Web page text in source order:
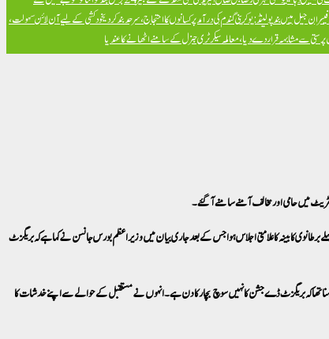
جیل میں بندپولینڈ: یوکرینی گندم کی درآمد پر کسانوں کا احتجاج، سرحد بند کر دیخود کشی کے لیے آن لائن سہولت،
سے مشابہہ قرار دے دیا، معاملہ سیکرٹری جنرل کے سامنے اٹھانے کا عندیا
برطانوی کابینہ کا علامتی اجلاس ہوا جس کے بعد جاری بیان میں وزیراعظم بورس جانسن نے کہا ہے کہ بریگزٹ
تھا کہ بریگزٹ ڈے جشن کا نہیں سوچ بچار کا دن ہے۔ انہوں نے مستقبل کے حوالے سے اپنے خدشات کا